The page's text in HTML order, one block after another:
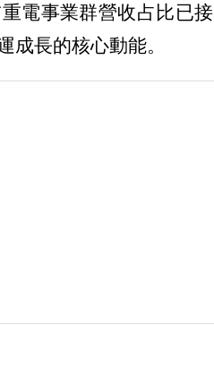
電事業群營收占比已接
成長的核心動能。